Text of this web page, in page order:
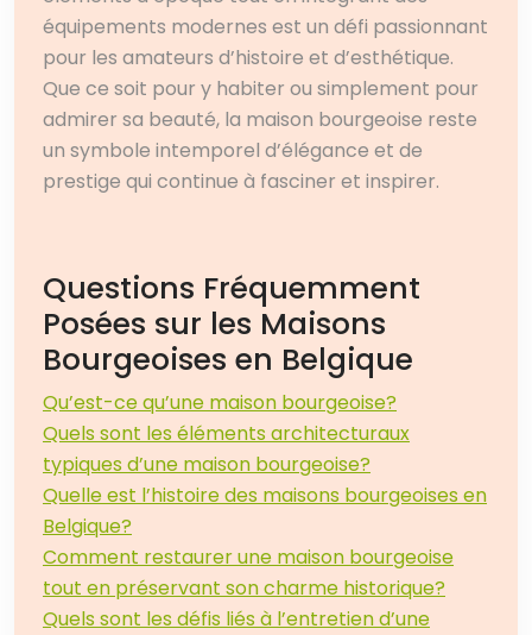
équipements modernes est un défi passionnant
pour les amateurs d’histoire et d’esthétique.
Que ce soit pour y habiter ou simplement pour
admirer sa beauté, la maison bourgeoise reste
un symbole intemporel d’élégance et de
prestige qui continue à fasciner et inspirer.
Questions Fréquemment
Posées sur les Maisons
Bourgeoises en Belgique
Qu’est-ce qu’une maison bourgeoise?
Quels sont les éléments architecturaux
typiques d’une maison bourgeoise?
Quelle est l’histoire des maisons bourgeoises en
Belgique?
Comment restaurer une maison bourgeoise
tout en préservant son charme historique?
Quels sont les défis liés à l’entretien d’une